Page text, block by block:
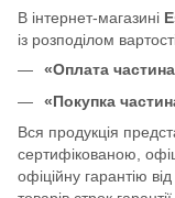
В інтернет-магазині
із розподілом
«Оплата
«Покупка
Вся продукція
сертифікованою,
офіційну гарантію